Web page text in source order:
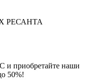
РЕСАНТА
и приобретайте наши
50%!